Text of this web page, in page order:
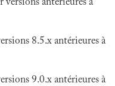
antérieures à
8.5.x antérieures à
9.0.x antérieures à